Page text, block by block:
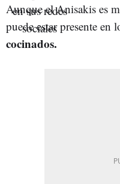
Aunque el Anisakis es
puede estar presente en
cocinados.